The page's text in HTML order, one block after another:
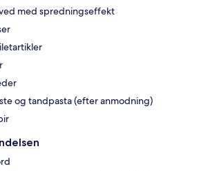
med spredningseffekt
og tandpasta (efter anmodning)